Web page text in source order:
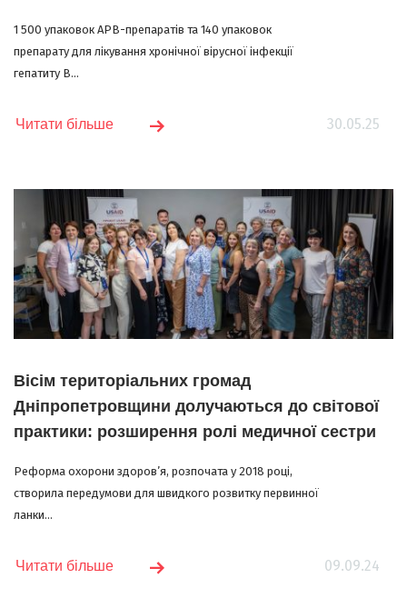
1 500 упаковок АРВ-препаратів та 140 упаковок
препарату для лікування хронічної вірусної інфекції
гепатиту В...
30.05.25
Читати більше
Вісім територіальних громад
Дніпропетровщини долучаються до світової
практики: розширення ролі медичної сестри
Реформа охорони здоров’я, розпочата у 2018 році,
створила передумови для швидкого розвитку первинної
ланки...
09.09.24
Читати більше